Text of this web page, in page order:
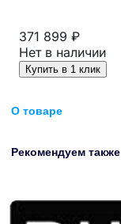
371 899 ₽
Нет в наличии
Купить в 1 клик
О товаре
Рекомендуем также